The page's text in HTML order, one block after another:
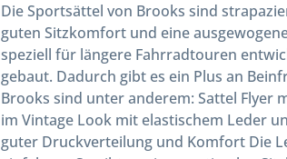
Die Sportsättel von Brooks sind
guten Sitzkomfort und eine
speziell für längere Fahrradtouren
gebaut. Dadurch gibt es ein Plus an
Brooks sind unter anderem: Sattel Flyer
im Vintage Look mit elastischem Leder
guter Druckverteilung und Komfort Die